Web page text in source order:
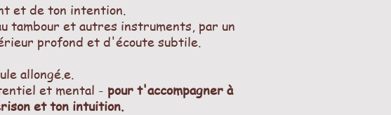
et de ton intention.
tambour et autres instruments, par un
profond et d'écoute subtile.
allongé.e.
et mental - pour t'accompagner à
et ton intuition.